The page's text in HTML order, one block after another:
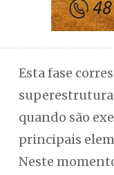
Esta fase
superestrutura
quando são
principais
Neste